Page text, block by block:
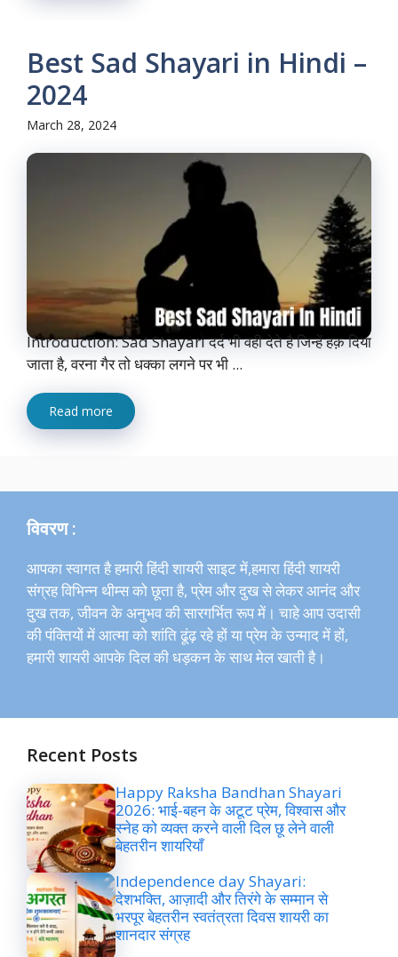
Best Sad Shayari in Hindi –
2024
March 28, 2024
Introduction: Sad Shayari दर्द भी वही देते है जिन्हें हक़ दिया
जाता है, वरना गैर तो धक्का लगने पर भी ...
Read more
विवरण :
आपका स्वागत है हमारी हिंदी शायरी साइट में,हमारा हिंदी शायरी
संग्रह विभिन्न थीम्स को छूता है, प्रेम और दुख से लेकर आनंद और
दुख तक, जीवन के अनुभव की सारगर्भित रूप में। चाहे आप उदासी
की पंक्तियों में आत्मा को शांति ढूंढ़ रहे हों या प्रेम के उन्माद में हों,
हमारी शायरी आपके दिल की धड़कन के साथ मेल खाती है।
Recent Posts
Happy Raksha Bandhan Shayari
2026: भाई-बहन के अटूट प्रेम, विश्वास और
स्नेह को व्यक्त करने वाली दिल छू लेने वाली
बेहतरीन शायरियाँ
Independence day Shayari:
देशभक्ति, आज़ादी और तिरंगे के सम्मान से
भरपूर बेहतरीन स्वतंत्रता दिवस शायरी का
शानदार संग्रह